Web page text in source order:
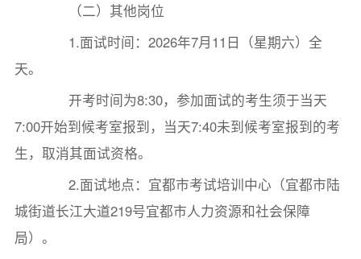
（二）其他岗位
1.面试时间：2026年7月11日（星期六）全
天。
开考时间为8:30，参加面试的考生须于当天
7:00开始到候考室报到，当天7:40未到候考室报到的考
生，取消其面试资格。
2.面试地点：宜都市考试培训中心（宜都市陆
城街道长江大道219号宜都市人力资源和社会保障
局）。